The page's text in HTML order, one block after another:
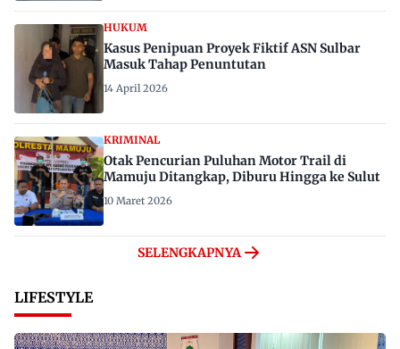
HUKUM
Kasus Penipuan Proyek Fiktif ASN Sulbar
Masuk Tahap Penuntutan
14 April 2026
KRIMINAL
Otak Pencurian Puluhan Motor Trail di
Mamuju Ditangkap, Diburu Hingga ke Sulut
10 Maret 2026
SELENGKAPNYA
LIFESTYLE